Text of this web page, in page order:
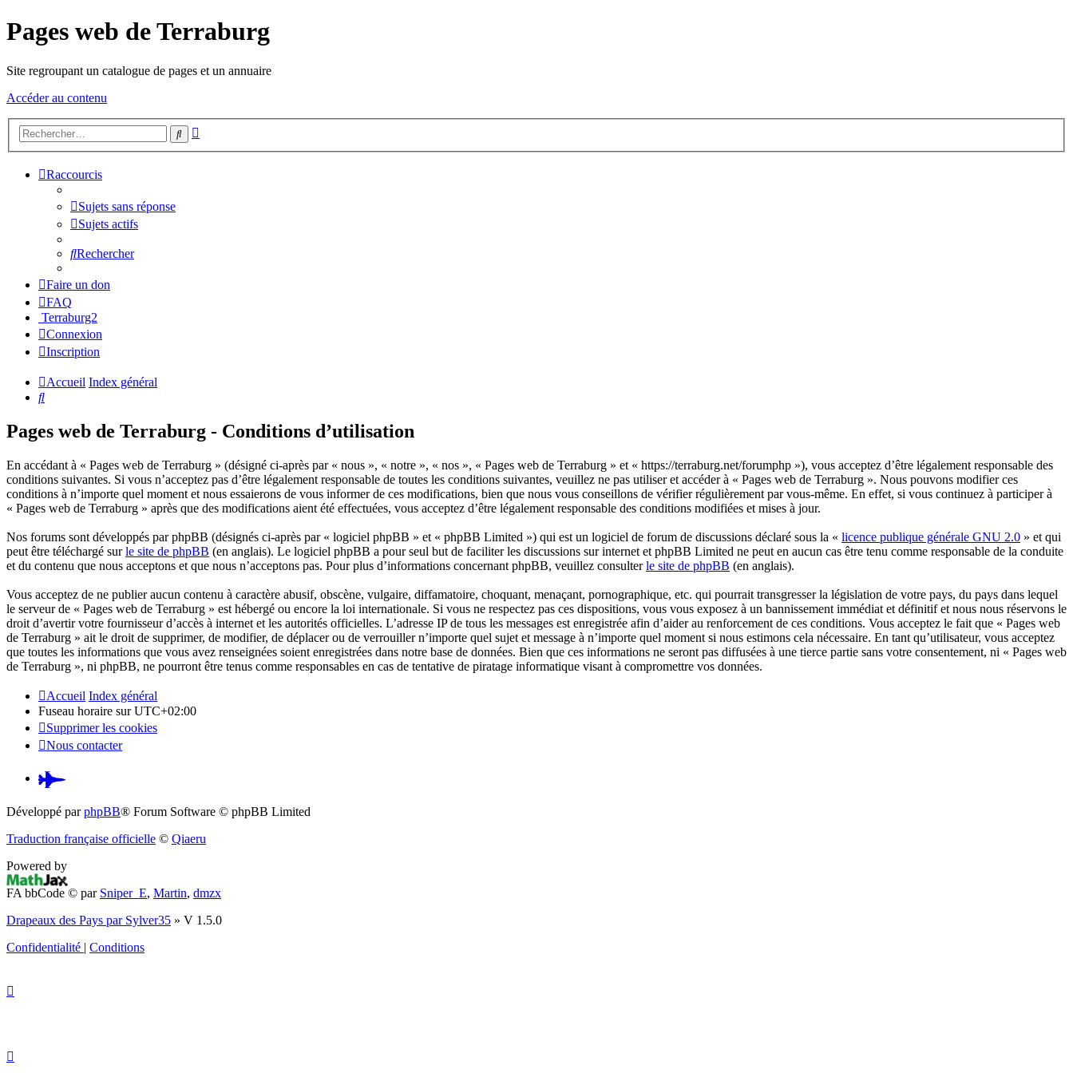
Pages web de Terraburg
Site regroupant un catalogue de pages et un annuaire
Accéder au contenu
Rechercher
Raccourcis
Sujets sans réponse
Sujets actifs
Rechercher
Faire un don
FAQ
Terraburg2
Connexion
Inscription
Accueil Index général
Rechercher
Pages web de Terraburg - Conditions d’utilisation
En accédant à « Pages web de Terraburg » (désigné ci-après par « nous », « notre », « nos », « Pages web de Terraburg » et « https://terraburg.net/forumphp »), vous acceptez d’être légalement responsable des
conditions suivantes. Si vous n’acceptez pas d’être légalement responsable de toutes les conditions suivantes, veuillez ne pas utiliser et accéder à « Pages web de Terraburg ». Nous pouvons modifier ces
conditions à n’importe quel moment et nous essaierons de vous informer de ces modifications, bien que nous vous conseillons de vérifier régulièrement par vous-même. En effet, si vous continuez à participer à
« Pages web de Terraburg » après que des modifications aient été effectuées, vous acceptez d’être légalement responsable des conditions modifiées et mises à jour.
Nos forums sont développés par phpBB (désignés ci-après par « logiciel phpBB » et « phpBB Limited ») qui est un logiciel de forum de discussions déclaré sous la « licence publique générale GNU 2.0 » et qui
peut être téléchargé surle site de phpBB (en anglais). Le logiciel phpBB a pour seul but de faciliter les discussions sur internet et phpBB Limited ne peut en aucun cas être tenu comme responsable de la conduite
et du contenu que nous acceptons et que nous n’acceptons pas. Pour plus d’informations concernant phpBB, veuillez consulterle site de phpBB (en anglais).
Vous acceptez de ne publier aucun contenu à caractère abusif, obscène, vulgaire, diffamatoire, choquant, menaçant, pornographique, etc. qui pourrait transgresser la législation de votre pays, du pays dans lequel
le serveur de « Pages web de Terraburg » est hébergé ou encore la loi internationale. Si vous ne respectez pas ces dispositions, vous vous exposez à un bannissement immédiat et définitif et nous nous réservons le
droit d’avertir votre fournisseur d’accès à internet et les autorités officielles. L’adresse IP de tous les messages est enregistrée afin d’aider au renforcement de ces conditions. Vous acceptez le fait que « Pages web
de Terraburg » ait le droit de supprimer, de modifier, de déplacer ou de verrouiller n’importe quel sujet et message à n’importe quel moment si nous estimons cela nécessaire. En tant qu’utilisateur, vous acceptez
que toutes les informations que vous avez renseignées soient enregistrées dans notre base de données. Bien que ces informations ne seront pas diffusées à une tierce partie sans votre consentement, ni « Pages web
de Terraburg », ni phpBB, ne pourront être tenus comme responsables en cas de tentative de piratage informatique visant à compromettre vos données.
Accueil Index général
Fuseau horaire surUTC+02:00
Supprimer les cookies
Nous contacter
Pardus.at
(S’ouvre
nouvel
Développé parphpBB® Forum Software © phpBB Limited
Traduction française officielle © Qiaeru
Powered by
FA bbCode © par Sniper_E, Martin, dmzx
Drapeaux des Pays par Sylver35 » V 1.5.0
Confidentialité | Conditions